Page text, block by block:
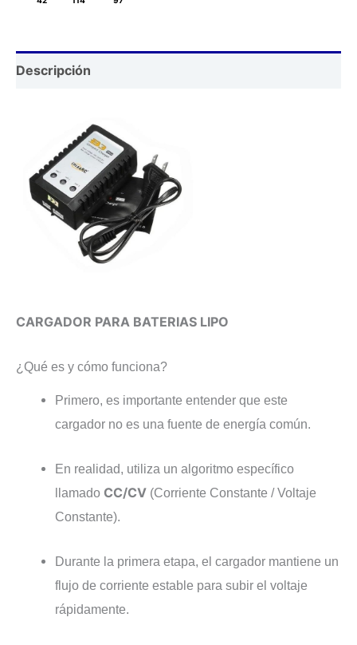
Descripción
CARGADOR PARA BATERIAS LIPO
¿Qué es y cómo funciona?
Primero, es importante entender que este
cargador no es una fuente de energía común.
En realidad, utiliza un algoritmo específico
llamado CC/CV (Corriente Constante / Voltaje
Constante).
Durante la primera etapa, el cargador mantiene un
flujo de corriente estable para subir el voltaje
rápidamente.